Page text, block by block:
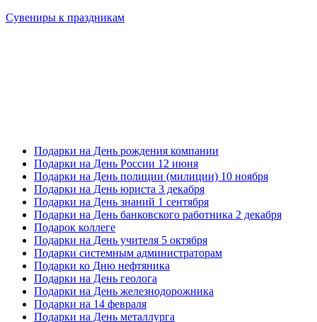
Сувениры к праздникам
Подарки на День рождения компании
Подарки на День России 12 июня
Подарки на День полиции (милиции) 10 ноября
Подарки на День юриста 3 декабря
Подарки на День знаний 1 сентября
Подарки на День банковского работника 2 декабря
Подарок коллеге
Подарки на День учителя 5 октября
Подарки системным администраторам
Подарки ко Дню нефтяника
Подарки на День геолога
Подарки на День железнодорожника
Подарки на 14 февраля
Подарки на День металлурга